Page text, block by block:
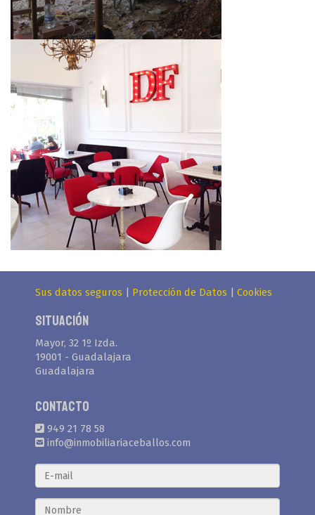
Sus datos seguros | Protección de Datos | Cookies
Situación
Mayor, 32 1º Izda.
19001 - Guadalajara
Guadalajara
Contacto
949 21 78 58
info@inmobiliariaceballos.com